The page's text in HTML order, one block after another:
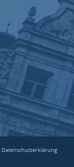
Datenschutzerklärung